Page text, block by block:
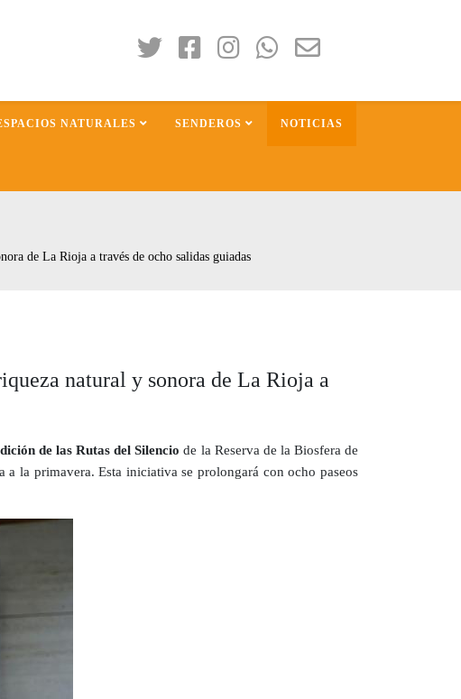
NATURALES SENDEROS NOTICIAS
de La Rioja a través de ocho salidas guiadas
natural y sonora de La Rioja a
de las Rutas del Silencio de la Reserva de la Biosfera de
la primavera. Esta iniciativa se prolongará con ocho paseos